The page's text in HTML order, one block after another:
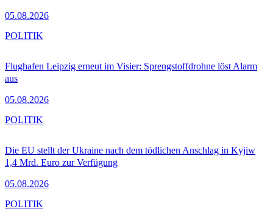
05.08.2026
Flughafen Leipzig erneut im Visier: Sprengstoffdrohne löst Alarm
aus
05.08.2026
POLITIK
Die EU stellt der Ukraine nach dem tödlichen Anschlag in Kyjiw
1,4 Mrd. Euro zur Verfügung
05.08.2026
POLITIK
POLITIK